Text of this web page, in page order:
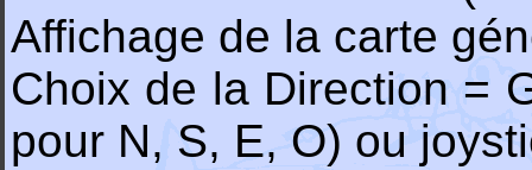
Affichage de la carte
Choix de la Direction =
pour N, S, E, O) ou